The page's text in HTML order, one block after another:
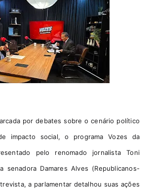
por debates sobre o cenário político
impacto social, o programaVozes da
pelo renomado jornalistaToni
senadora Damares Alves (Republicanos-
a parlamentar detalhou suas ações